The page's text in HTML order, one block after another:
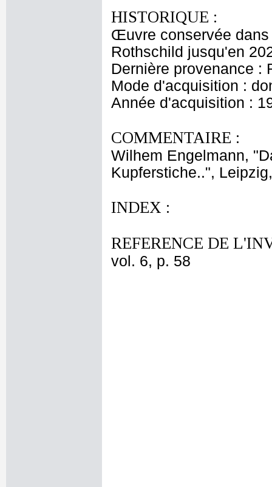
HISTORIQUE :
Œuvre conservée dans
Rothschild jusqu'en
Dernière provenance :
Mode d'acquisition :
Année d'acquisition :
COMMENTAIRE :
Wilhem Engelmann,
Kupferstiche..",
INDEX :
REFERENCE DE
vol. 6, p. 58